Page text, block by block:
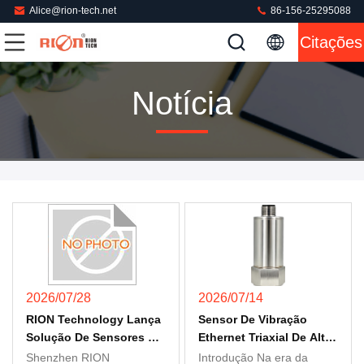
Alice@rion-tech.net 86-156-25295088
Citações
Notícia
2026/07/28
RION Technology Lança
Solução De Sensores De
Inclinação De Precisão
Shenzhen RION
2026/07/14
Sensor De Vibração
Ethernet Triaxial De Alta
Precisão Para
Introdução Na era da